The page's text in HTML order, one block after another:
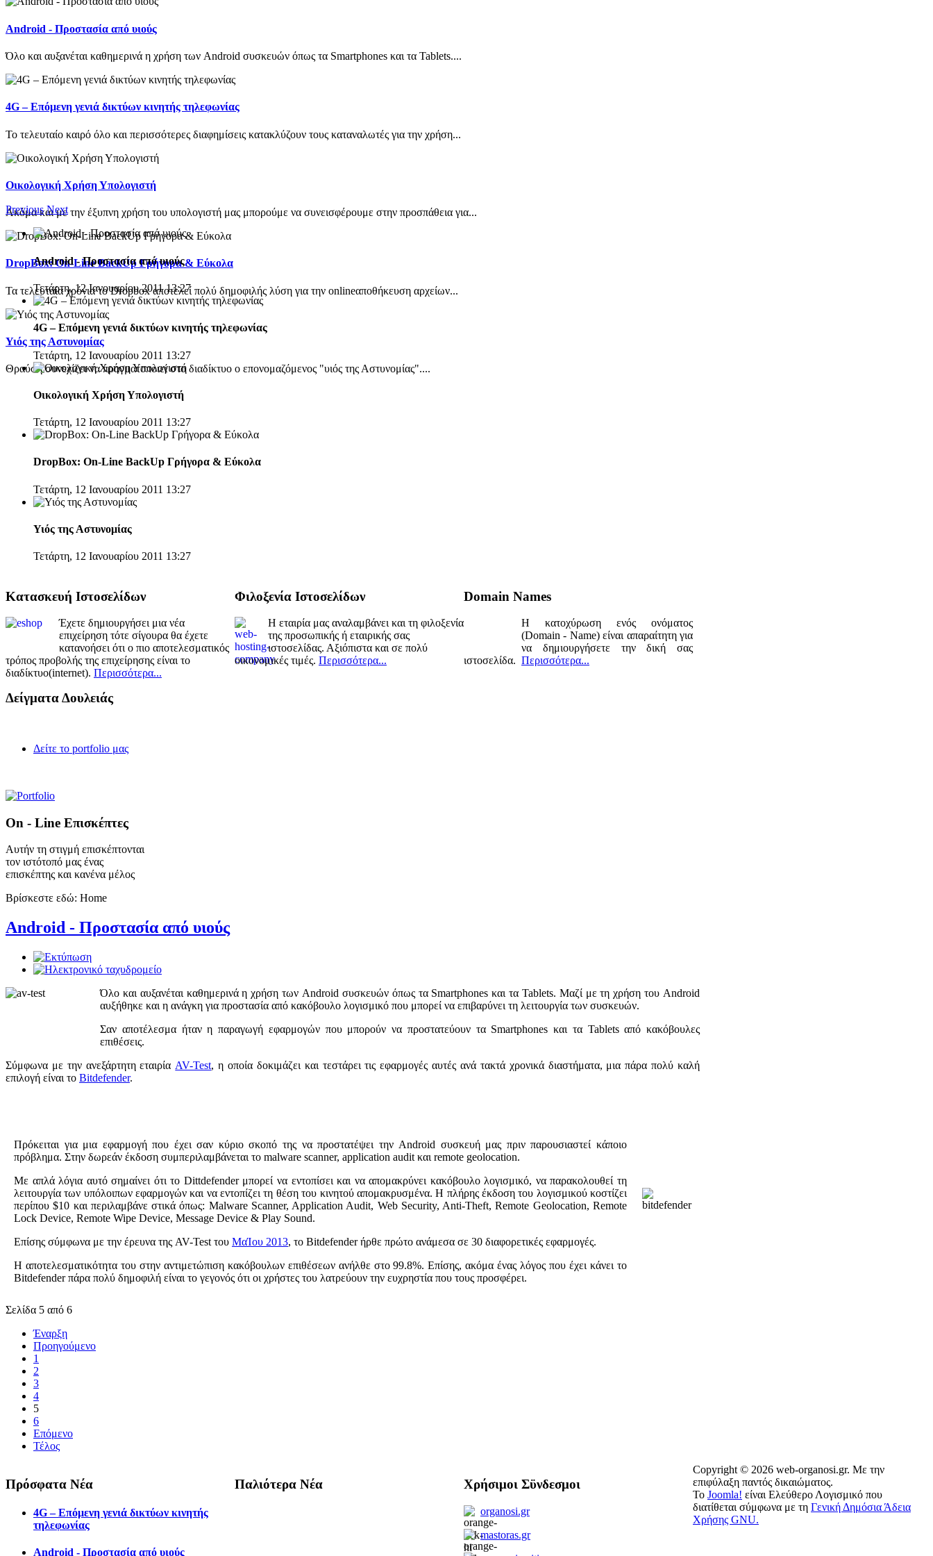
Android - Προστασία από υιούς
Όλο και αυξανέται καθημερινά η χρήση των Android συσκευών όπως τα Smartphones και τα Tablets....
4G – Επόμενη γενιά δικτύων κινητής τηλεφωνίας
Το τελευταίο καιρό όλο και περισσότερες διαφημίσεις κατακλύζουν τους καταναλωτές για την χρήση...
Οικολογική Χρήση Υπολογιστή
Ακόμα και με την έξυπνη χρήση του υπολογιστή μας μπορούμε να συνεισφέρουμε στην προσπάθεια για...
DropBox: On-Line BackUp Γρήγορα & Εύκολα
Τα τελευταία χρόνια το Dropbox αποτελεί πολύ δημοφιλής λύση για την onlineαποθήκευση αρχείων...
Υιός της Αστυνομίας
Θραύση συνεχίζει να πραγματοποιεί στο διαδίκτυο ο επονομαζόμενος "υιός της Αστυνομίας"....
Previous Next
Android - Προστασία από υιούς
Τετάρτη, 12 Ιανουαρίου 2011 13:27
4G – Επόμενη γενιά δικτύων κινητής τηλεφωνίας
Τετάρτη, 12 Ιανουαρίου 2011 13:27
Οικολογική Χρήση Υπολογιστή
Τετάρτη, 12 Ιανουαρίου 2011 13:27
DropBox: On-Line BackUp Γρήγορα & Εύκολα
Τετάρτη, 12 Ιανουαρίου 2011 13:27
Υιός της Αστυνομίας
Τετάρτη, 12 Ιανουαρίου 2011 13:27
Κατασκευή Ιστοσελίδων
Έχετε δημιουργήσει μια νέα
επιχείρηση τότε σίγουρα θα έχετε
κατανοήσει ότι ο πιο αποτελεσματικός
τρόπος προβολής της επιχείρησης είναι το
διαδίκτυο(internet). Περισσότερα...
Φιλοξενία Ιστοσελίδων
Η εταιρία μας αναλαμβάνει και τη φιλοξενία
της προσωπικής ή εταιρικής σας
ιστοσελίδας. Αξιόπιστα και σε πολύ
οικονομικές τιμές. Περισσότερα...
Domain Names
Η κατοχύρωση ενός ονόματος
(Domain - Name) είναι απαραίτητη για
να δημιουργήσετε την δική σας
ιστοσελίδα. Περισσότερα...
Δείγματα Δουλειάς
Δείτε το portfolio μας
On - Line Επισκέπτες
Αυτήν τη στιγμή επισκέπτονται
τον ιστότοπό μας ένας
επισκέπτης και κανένα μέλος
Βρίσκεστε εδώ: Home
Android - Προστασία από υιούς
Όλο και αυξανέται καθημερινά η χρήση των Android συσκευών όπως τα Smartphones και τα Tablets. Μαζί με τη χρήση του Android
αυξήθηκε και η ανάγκη για προστασία από κακόβουλο λογισμικό που μπορεί να επιβαρύνει τη λειτουργία των συσκευών.
Σαν αποτέλεσμα ήταν η παραγωγή εφαρμογών που μπορούν να προστατεύουν τα Smartphones και τα Tablets από κακόβουλες
επιθέσεις.
Σύμφωνα με την ανεξάρτητη εταιρία AV-Test, η οποία δοκιμάζει και τεστάρει τις εφαρμογές αυτές ανά τακτά χρονικά διαστήματα, μια πάρα πολύ καλή
επιλογή είναι το Bitdefender.
Πρόκειται για μια εφαρμογή που έχει σαν κύριο σκοπό της να προστατέψει την Android συσκευή μας πριν παρουσιαστεί κάποιο
πρόβλημα. Στην δωρεάν έκδοση συμπεριλαμβάνεται το malware scanner, application audit και remote geolocation.
Με απλά λόγια αυτό σημαίνει ότι το Dittdefender μπορεί να εντοπίσει και να απομακρύνει κακόβουλο λογισμικό, να παρακολουθεί τη
λειτουργία των υπόλοιπων εφαρμογών και να εντοπίζει τη θέση του κινητού απομακρυσμένα. Η πλήρης έκδοση του λογισμικού κοστίζει
περίπου $10 και περιλαμβάνε στικά όπως: Malware Scanner, Application Audit, Web Security, Anti‐Theft, Remote Geolocation, Remote
Lock Device, Remote Wipe Device, Message Device & Play Sound.
Επίσης σύμφωνα με την έρευνα της AV-Test του ΜαΊου 2013, το Bitdefender ήρθε πρώτο ανάμεσα σε 30 διαφορετικές εφαρμογές.
Η αποτελεσματικότητα του στην αντιμετώπιση κακόβουλων επιθέσεων ανήλθε στο 99.8%. Επίσης, ακόμα ένας λόγος που έχει κάνει το
Bitdefender πάρα πολύ δημοφιλή είναι το γεγονός ότι οι χρήστες του λατρεύουν την ευχρηστία που τους προσφέρει.
Σελίδα 5 από 6
Έναρξη
Προηγούμενο
1
2
3
4
5
6
Επόμενο
Τέλος
Πρόσφατα Νέα
4G – Επόμενη γενιά δικτύων κινητής
τηλεφωνίας
Android - Προστασία από υιούς
Παλιότερα Νέα Χρήσιμοι Σϋνδεσμοι
organosi.gr
mastoras.gr
Copyright © 2026 web-organosi.gr. Με την
επιφύλαξη παντός δικαιώματος.
Το Joomla! είναι Ελεύθερο Λογισμικό που
διατίθεται σύμφωνα με τη Γενική Δημόσια Άδεια
Χρήσης GNU.